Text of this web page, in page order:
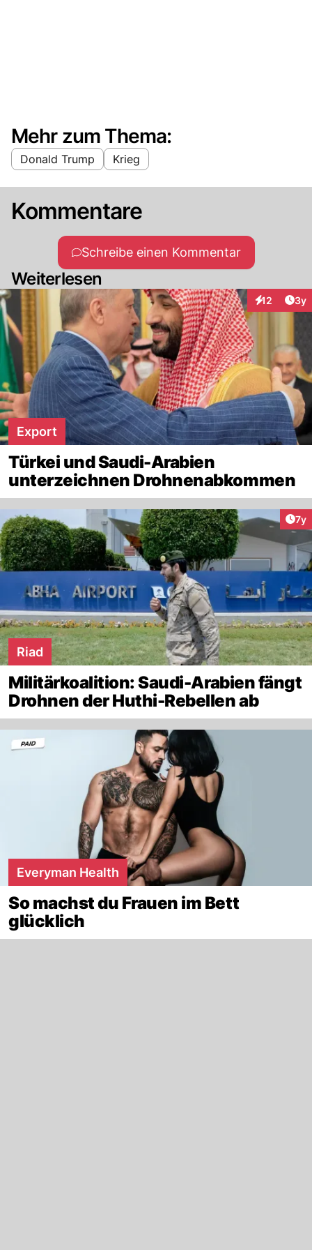
Mehr zum Thema:
Donald Trump Krieg
Kommentare
Schreibe einen Kommentar
Weiterlesen
12 3y
Export
Türkei und Saudi-Arabien
unterzeichnen Drohnenabkommen
7y
Riad
Militärkoalition: Saudi-Arabien fängt
Drohnen der Huthi-Rebellen ab
Everyman Health
So machst du Frauen im Bett
glücklich